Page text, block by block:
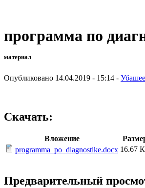
программа по
материал
Опубликовано 14.04.2019 - 15:14 -
Скачать:
Вложение
programma_po_diagnostike.docx 16.67
Предварительный